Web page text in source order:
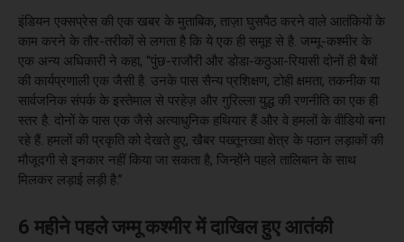
इंडियन एक्सप्रेस की एक खबर के मुताबिक, ताज़ा घुसपैठ करने वाले आतंकियों के
काम करने के तौर-तरीकों से लगता है कि ये एक ही समूह से है. जम्मू-कश्मीर के
एक अन्य अधिकारी ने कहा, “पुंछ-राजौरी और डोडा-कठुआ-रियासी दोनों ही बैचों
की कार्यप्रणाली एक जैसी है. उनके पास सैन्य प्रशिक्षण, टोही क्षमता, तकनीक या
सार्वजनिक संपर्क के इस्तेमाल से परहेज़ और गुरिल्ला युद्ध की रणनीति का एक ही
स्तर है. दोनों के पास एक जैसे अत्याधुनिक हथियार हैं और वे हमलों के वीडियो बना
रहे हैं. हमलों की प्रकृति को देखते हुए, खैबर पख्तूनख्वा क्षेत्र के पठान लड़ाकों की
मौजूदगी से इनकार नहीं किया जा सकता है, जिन्होंने पहले तालिबान के साथ
मिलकर लड़ाई लड़ी है.”
6 महीने पहले जम्मू कश्मीर में दाखिल हुए आतंकी